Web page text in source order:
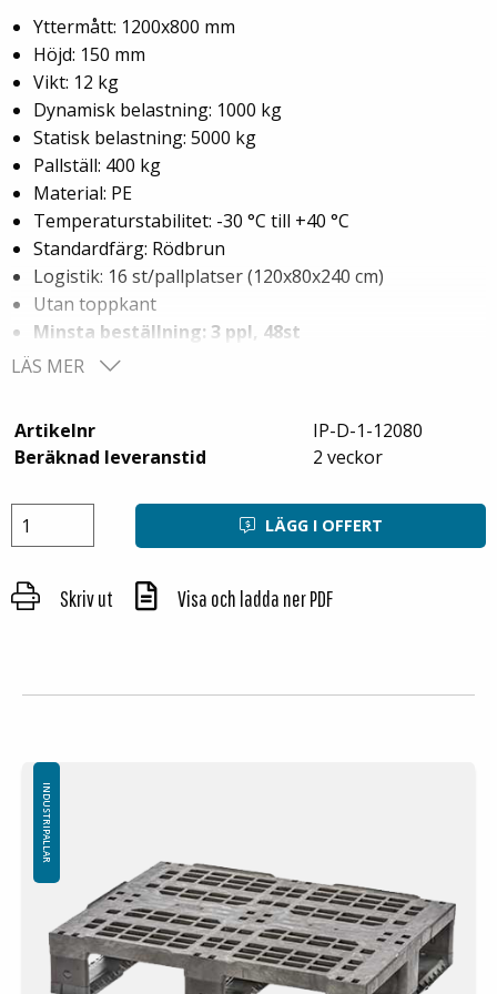
Yttermått: 1200x800 mm
Höjd: 150 mm
Vikt: 12 kg
Dynamisk belastning: 1000 kg
Statisk belastning: 5000 kg
Pallställ: 400 kg
Material: PE
Temperaturstabilitet: -30 °C till +40 °C
Standardfärg: Rödbrun
Logistik: 16 st/pallplatser (120x80x240 cm)
Utan toppkant
Minsta beställning: 3 ppl, 48st
Ladda ner alternativen för denna plastpall
Plastpall IP-D-1-12080RE
Plastpall IP-D-1-12080RE4
12080RE4RI
LÄS MER
Artikelnr
IP-D-1-12080
Beräknad leveranstid
2 veckor
LÄGG I OFFERT
Skriv ut Visa och ladda ner PDF
INDUSTRIPALLAR